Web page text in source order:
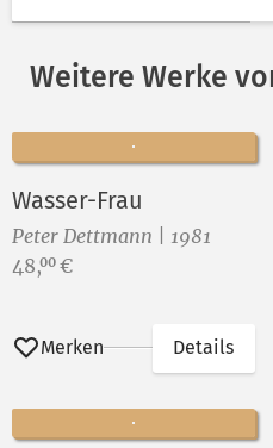
Weitere Werke
Wasser-Frau
Peter Dettmann | 1981
Preis:
48,00 €
Merken Details